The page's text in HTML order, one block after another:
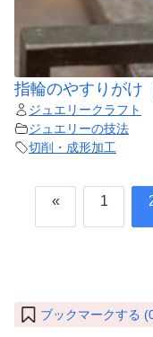
指輪のやすりがけ
ジュエリークラフト
ジュエリーの技法
切削・成形加工
« 1
ブックマークする (